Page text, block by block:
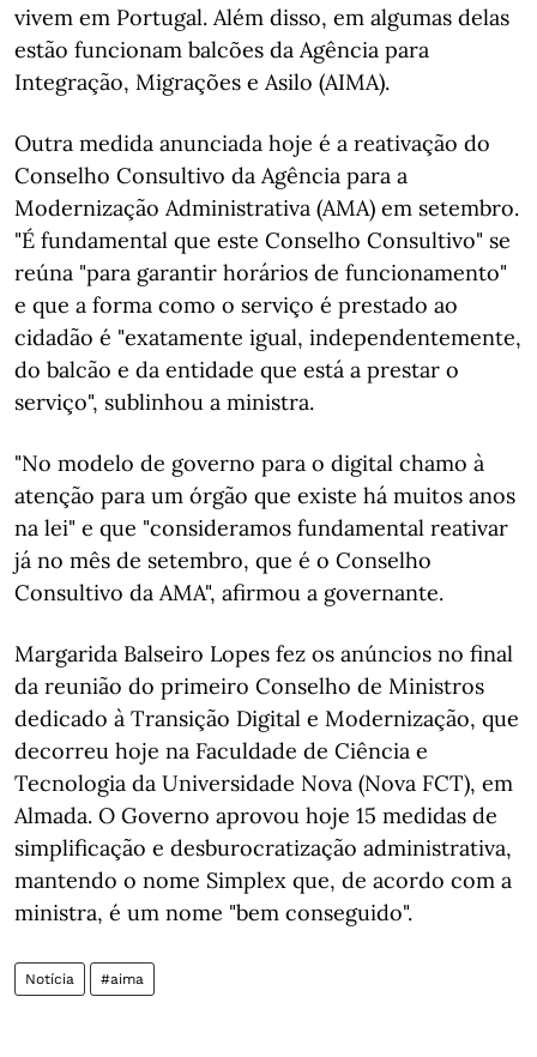
vivem em Portugal. Além disso, em algumas delas
estão funcionam balcões da Agência para
Integração, Migrações e Asilo (AIMA).
Outra medida anunciada hoje é a reativação do
Conselho Consultivo da Agência para a
Modernização Administrativa (AMA) em setembro.
"É fundamental que este Conselho Consultivo" se
reúna "para garantir horários de funcionamento"
e que a forma como o serviço é prestado ao
cidadão é "exatamente igual, independentemente,
do balcão e da entidade que está a prestar o
serviço", sublinhou a ministra.
"No modelo de governo para o digital chamo à
atenção para um órgão que existe há muitos anos
na lei" e que "consideramos fundamental reativar
já no mês de setembro, que é o Conselho
Consultivo da AMA", afirmou a governante.
Margarida Balseiro Lopes fez os anúncios no final
da reunião do primeiro Conselho de Ministros
dedicado à Transição Digital e Modernização, que
decorreu hoje na Faculdade de Ciência e
Tecnologia da Universidade Nova (Nova FCT), em
Almada. O Governo aprovou hoje 15 medidas de
simplificação e desburocratização administrativa,
mantendo o nome Simplex que, de acordo com a
ministra, é um nome "bem conseguido".
Notícia #aima